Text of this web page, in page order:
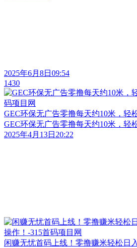
2025年6月8日09:54
1430
GEC环保无广告零撸每天约10米，轻
GEC环保无广告零撸每天约10米，轻
2025年4月13日20:22
闲赚无忧首码上线！零撸赚米轻松日